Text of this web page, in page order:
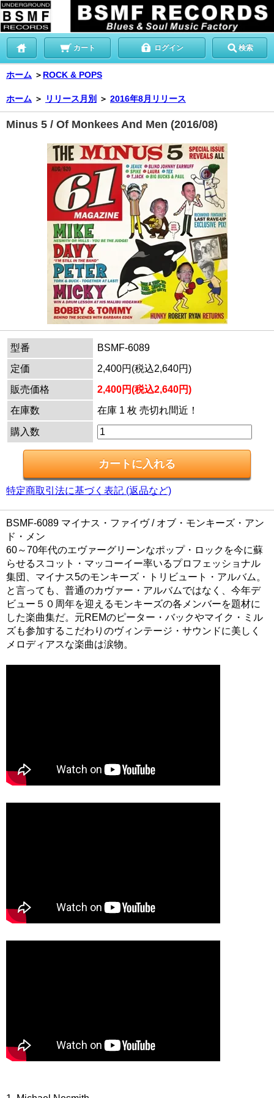
カート ログイン 検索
ホーム ＞ ROCK & POPS
ホーム ＞ リリース月別 ＞ 2016年8月リリース
Minus 5 / Of Monkees And Men (2016/08)
型番
BSMF-6089
定価
2,400円(税込2,640円)
販売価格
2,400円(税込2,640円)
在庫数
在庫 1 枚 売切れ間近！
購入数
特定商取引法に基づく表記 (返品など)
BSMF-6089 マイナス・ファイヴ / オブ・モンキーズ・アン
ド・メン
60～70年代のエヴァーグリーンなポップ・ロックを今に蘇
らせるスコット・マッコーイー率いるプロフェッショナル
集団、マイナス5のモンキーズ・トリビュート・アルバム。
と言っても、普通のカヴァー・アルバムではなく、今年デ
ビュー５０周年を迎えるモンキーズの各メンバーを題材に
した楽曲集だ。元REMのピーター・バックやマイク・ミル
ズも参加するこだわりのヴィンテージ・サウンドに美しく
メロディアスな楽曲は涙物。